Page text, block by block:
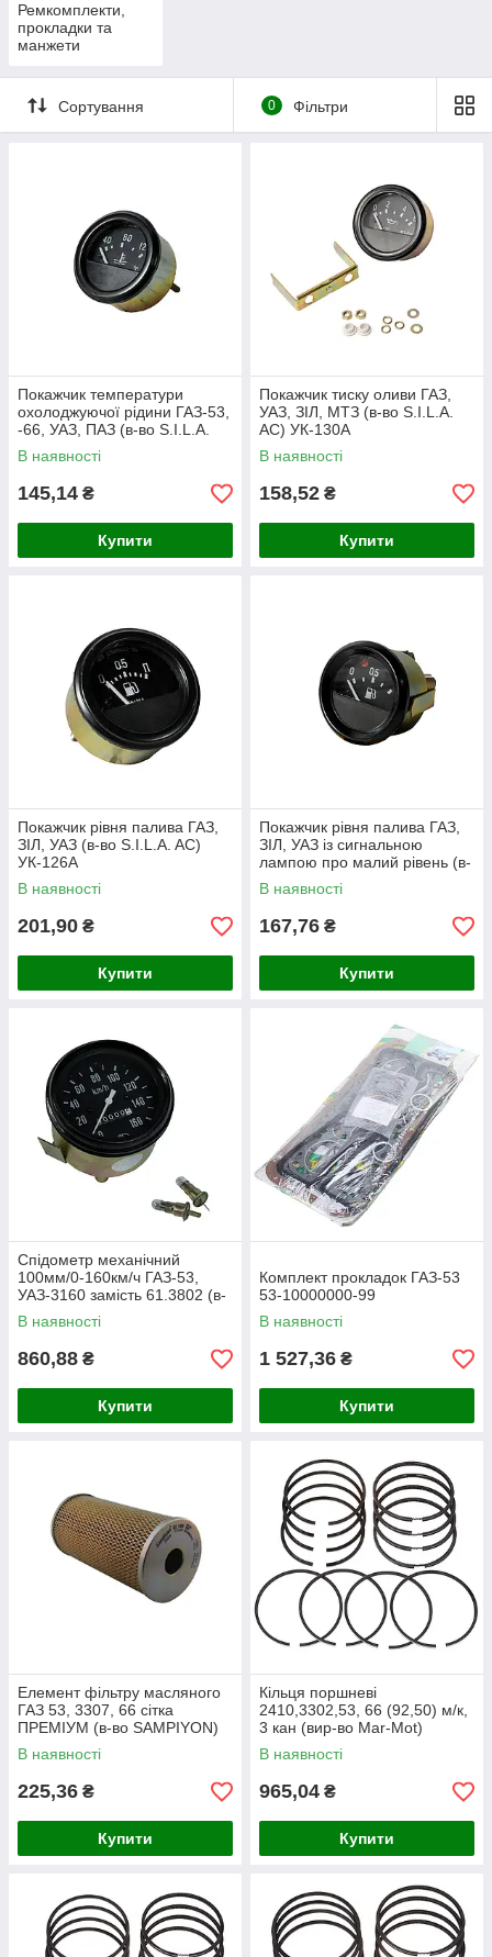
Ремкомплекти,
прокладки та
манжети
Сортування 0 Фільтри
Покажчик температури
охолоджуючої рідини ГАЗ-53,
-66, УАЗ, ПАЗ (в-во S.I.L.A.
AC) УК145А
В наявності
145,14 ₴
Купити
Покажчик тиску оливи ГАЗ,
УАЗ, ЗІЛ, МТЗ (в-во S.I.L.A.
AC) УК-130А
В наявності
158,52 ₴
Купити
Покажчик рівня палива ГАЗ,
ЗІЛ, УАЗ (в-во S.I.L.A. AC)
УК-126А
В наявності
201,90 ₴
Купити
Покажчик рівня палива ГАЗ,
ЗІЛ, УАЗ із сигнальною
лампою про малий рівень (в-
во S.I.L.A. AC) 13.3806010
В наявності
167,76 ₴
Купити
Спідометр механічний
100мм/0-160км/ч ГАЗ-53,
УАЗ-3160 замість 61.3802 (в-
во S.I.L.A. AC) 67.3802
В наявності
860,88 ₴
Купити
Комплект прокладок ГАЗ-53
53-10000000-99
В наявності
1 527,36 ₴
Купити
Елемент фільтру масляного
ГАЗ 53, 3307, 66 сітка
ПРЕМІУМ (в-во SAMPIYON)
53-1012040 / CE 1005
OX55DECO
В наявності
225,36 ₴
Купити
Кільця поршневі
2410,3302,53, 66 (92,50) м/к,
3 кан (вир-во Mar-Mot)
402.1000100
В наявності
965,04 ₴
Купити